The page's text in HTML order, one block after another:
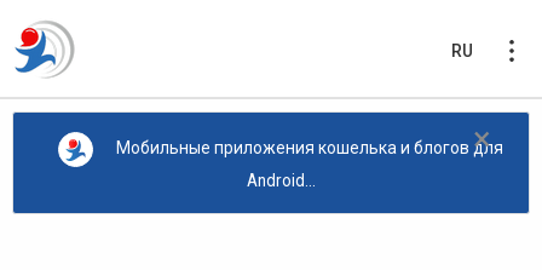
RU
×
Мобильные приложения кошелька и блогов для
Android...